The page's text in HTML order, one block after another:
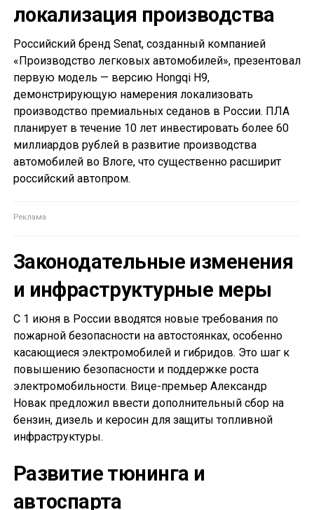
локализация производства
Российский бренд Senat, созданный компанией
«Производство легковых автомобилей», презентовал
первую модель — версию Hongqi H9,
демонстрирующую намерения локализовать
производство премиальных седанов в России. ПЛА
планирует в течение 10 лет инвестировать более 60
миллиардов рублей в развитие производства
автомобилей во Влоге, что существенно расширит
российский автопром.
Законодательные изменения
и инфраструктурные меры
С 1 июня в России вводятся новые требования по
пожарной безопасности на автостоянках, особенно
касающиеся электромобилей и гибридов. Это шаг к
повышению безопасности и поддержке роста
электромобильности. Вице-премьер Александр
Новак предложил ввести дополнительный сбор на
бензин, дизель и керосин для защиты топливной
инфраструктуры.
Развитие тюнинга и
автоспарта